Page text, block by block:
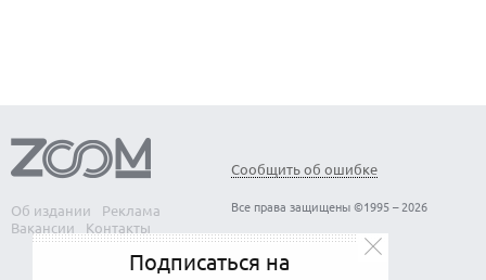
Об издании
Реклама
Вакансии
Контакты
Сообщить об ошибке
Все права защищены ©1995 – 2026
Подписаться на